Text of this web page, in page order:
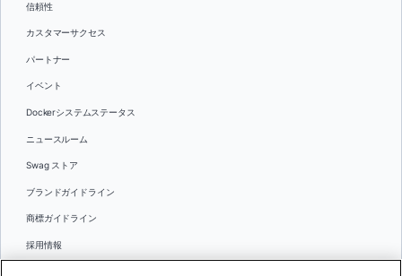
信頼性
カスタマーサクセス
パートナー
イベント
Dockerシステムステータス
ニュースルーム
Swag ストア
ブランドガイドライン
商標ガイドライン
採用情報